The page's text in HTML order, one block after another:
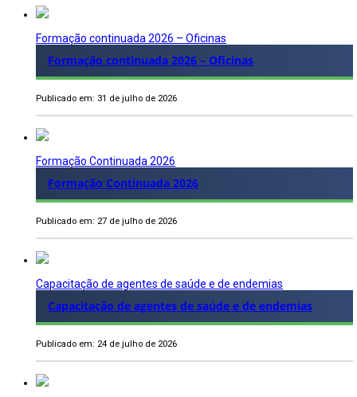
Formação continuada 2026 – Oficinas
Formação continuada 2026 – Oficinas
Publicado em: 31 de julho de 2026
Formação Continuada 2026
Formação Continuada 2026
Publicado em: 27 de julho de 2026
Capacitação de agentes de saúde e de endemias
Capacitação de agentes de saúde e de endemias
Publicado em: 24 de julho de 2026